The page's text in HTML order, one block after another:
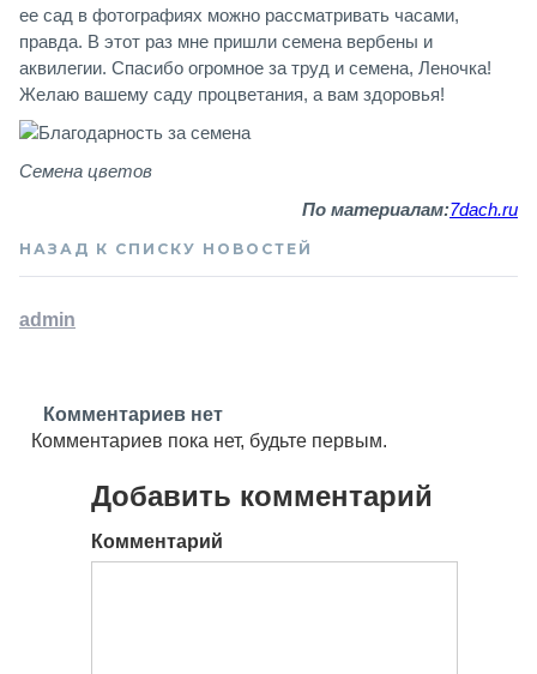
ее сад в фотографиях можно рассматривать часами,
правда. В этот раз мне пришли семена вербены и
аквилегии. Спасибо огромное за труд и семена, Леночка!
Желаю вашему саду процветания, а вам здоровья!
Семена цветов
По материалам:7dach.ru
НАЗАД К СПИСКУ НОВОСТЕЙ
admin
Комментариев нет
Комментариев пока нет, будьте первым.
Добавить комментарий
Комментарий